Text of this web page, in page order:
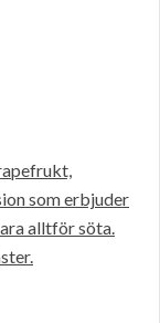
som erbjuder
alltför söta.